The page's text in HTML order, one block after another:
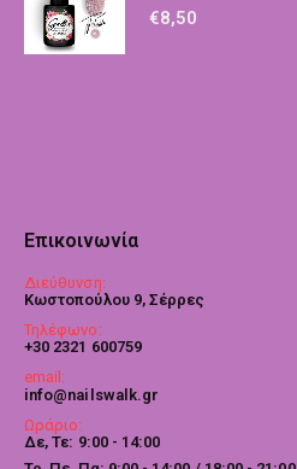
€8,50
Επικοινωνία
Διεύθυνση:
Κωστοπούλου 9, Σέρρες
Τηλέφωνο:
+30 2321 600759
email:
info@nailswalk.gr
Ωράριο:
Δε, Τε: 9:00 - 14:00